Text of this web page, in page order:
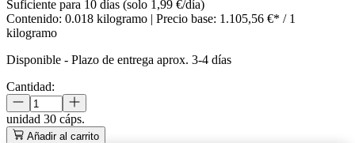
Suficiente para 10 días (solo 1,99 €/día)
Contenido: 0.018 kilogramo | Precio base: 1.105,56 €* / 1
kilogramo
Disponible - Plazo de entrega aprox. 3-4 días
Cantidad:
unidad 30 cáps.
Añadir al carrito